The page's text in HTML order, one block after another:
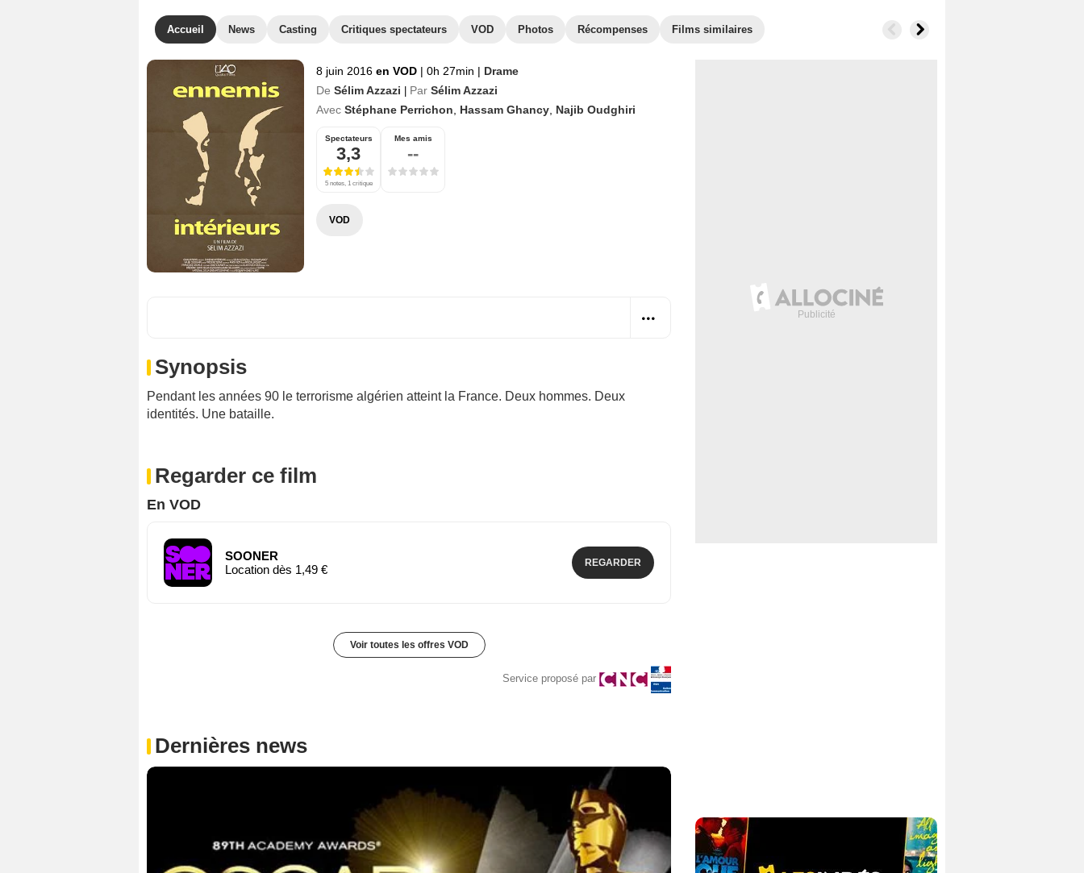
Accueil News Casting Critiques spectateurs VOD Photos Récompenses Films similaires
8 juin 2016 en VOD | 0h 27min | Drame
De Sélim Azzazi Par Sélim Azzazi
Avec Stéphane Perrichon Hassam Ghancy Najib Oudghiri
Spectateurs
3,3
5 notes, 1 critique
Mes amis
--
VOD
Synopsis
Pendant les années 90 le terrorisme algérien atteint la France. Deux hommes. Deux
identités. Une bataille.
Regarder ce film
En VOD
SOONER
Location dès 1,49 €
REGARDER
Voir toutes les offres VOD
Service proposé par
Dernières news